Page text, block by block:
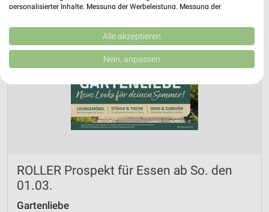
ROLLER Prospekt für Essen ab So. den
01.03.
Gartenliebe
personalisierter Inhalte. Messung der Werbeleistung. Messung der
Kombinationen von Daten aus verschiedenen Quellen. Entwicklung und
Verbesserung der Angebote. Verwendung reduzierter Daten zur Auswahl
von Inhalten.
Daten können außerhalb der Europäischen Union weitergegeben und in die
USA gesendet werden.
Website/App.
Partnerliste anzeigen (1 IAB-Anbieter)
Wir nutzen Ihre Daten für folgende Zwecke:
Verwendung reduzierter Daten zur Auswahl von
Alle akzeptieren
Nein, anpassen